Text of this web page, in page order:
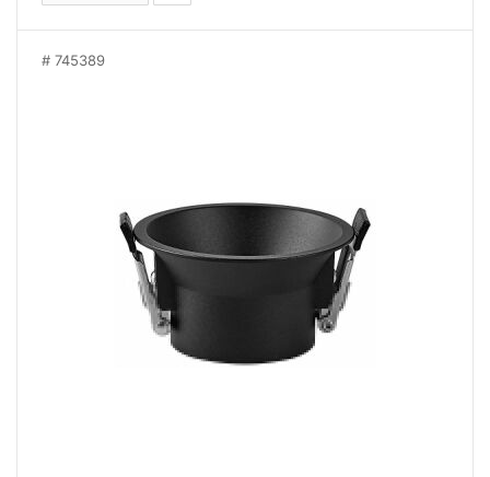
745389